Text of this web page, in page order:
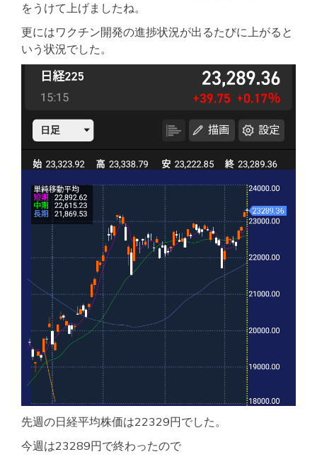
をうけて上げましたね。
更にはワクチン開発の進捗状況が出るたびに上がると
いう状況でした。
先週の日経平均株価は22329円でした。
今週は23289円で終わったので